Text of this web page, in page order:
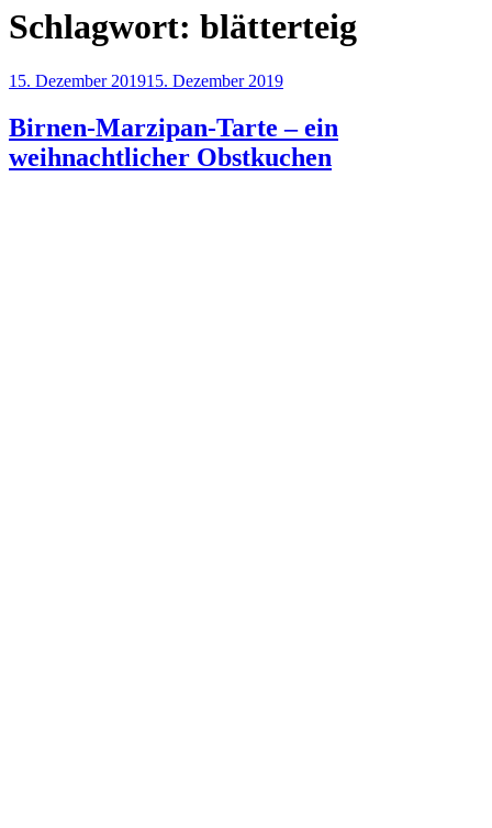
Schlagwort: blätterteig
Veröffentlicht
15. Dezember 201915. Dezember 2019
Birnen-Marzipan-Tarte – ein
weihnachtlicher Obstkuchen